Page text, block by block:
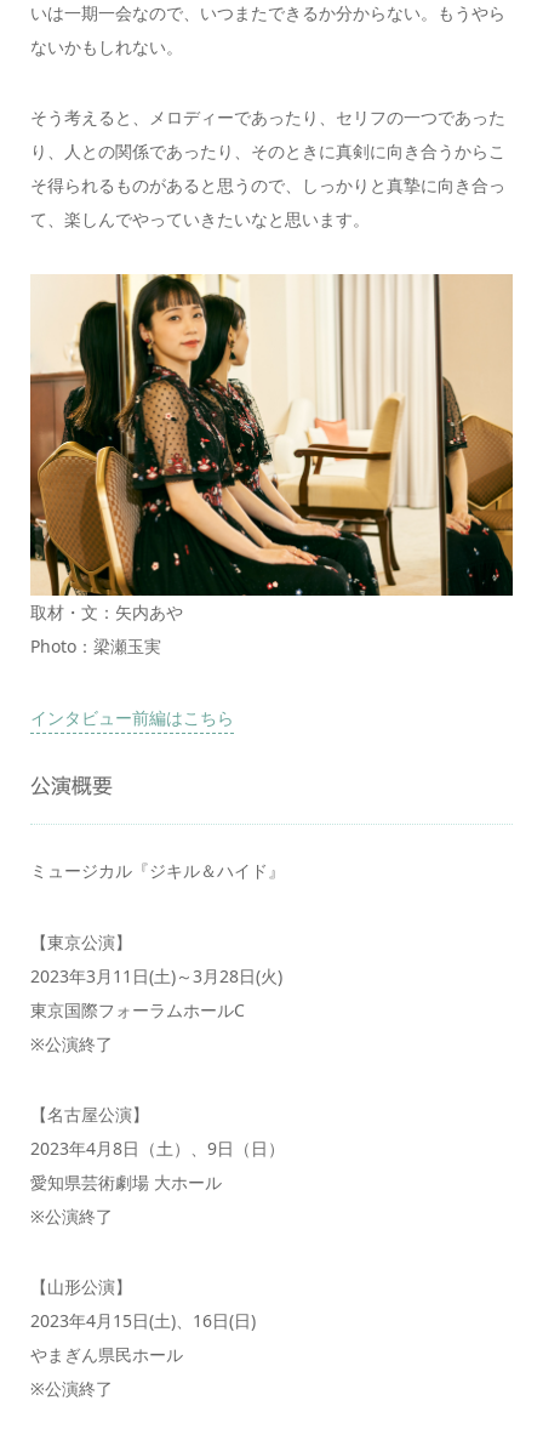
いは一期一会なので、いつまたできるか分からない。もうやら
ないかもしれない。
そう考えると、メロディーであったり、セリフの一つであった
り、人との関係であったり、そのときに真剣に向き合うからこ
そ得られるものがあると思うので、しっかりと真摯に向き合っ
て、楽しんでやっていきたいなと思います。
取材・文：矢内あや
Photo：梁瀬玉実
インタビュー前編はこちら
公演概要
ミュージカル『ジキル＆ハイド』
【東京公演】
2023年3月11日(土)～3月28日(火)
東京国際フォーラムホールC
※公演終了
【名古屋公演】
2023年4月8日（土）、9日（日）
愛知県芸術劇場 大ホール
※公演終了
【山形公演】
2023年4月15日(土)、16日(日)
やまぎん県民ホール
※公演終了